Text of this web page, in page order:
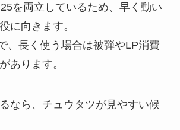
を両立しているため、早く動い
に向きます。
、長く使う場合は被弾やLP消費
あります。
なら、チュウタツが見やすい候